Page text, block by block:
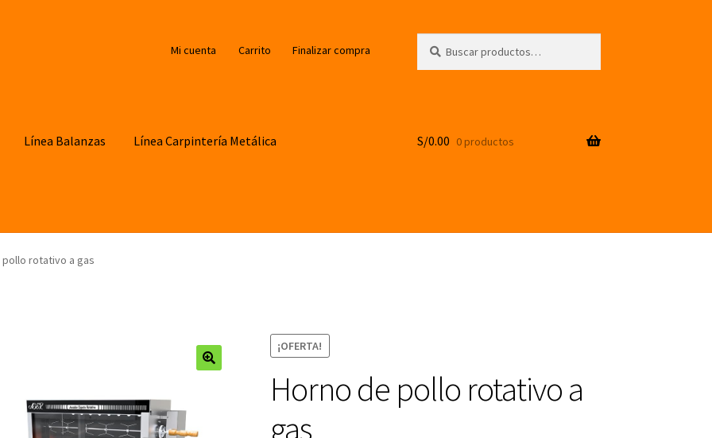
Mi cuenta Carrito Finalizar compra
por:
Línea Balanzas Línea Carpintería Metálica S/0.00 0 productos
pollo rotativo a gas
¡OFERTA!
Horno de pollo rotativo a
gas